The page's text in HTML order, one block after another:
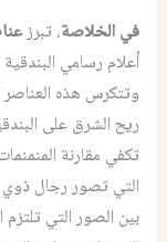
في الخلاصة، تبرز
أعلام رسامي
وتتكرس هذه العناصر
ريح الشرق على
تكفي مقارنة
التي تصور رجال
بين الصور التي